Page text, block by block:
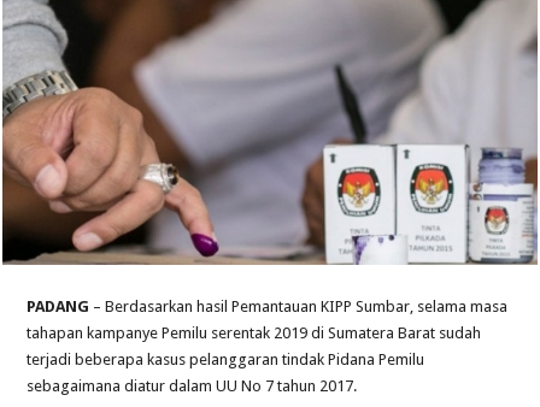
PADANG – Berdasarkan hasil Pemantauan KIPP Sumbar, selama masa
tahapan kampanye Pemilu serentak 2019 di Sumatera Barat sudah
terjadi beberapa kasus pelanggaran tindak Pidana Pemilu
sebagaimana diatur dalam UU No 7 tahun 2017.